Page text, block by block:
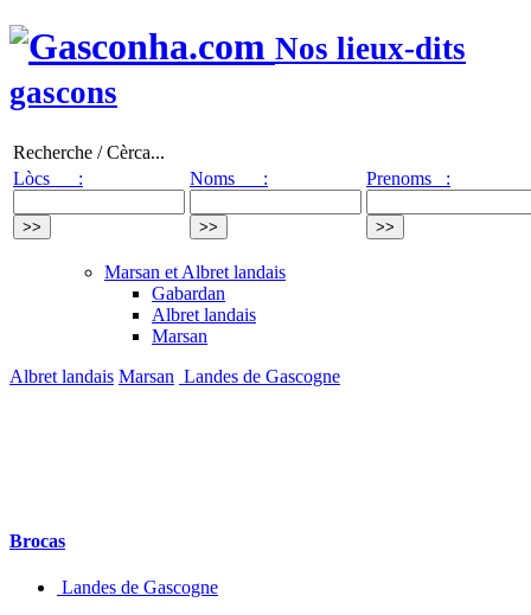
Nos lieux-dits
gascons
Recherche / Cèrca...
Lòcs :
Noms : Prenoms :
Marsan et Albret landais
Gabardan
Albret landais
Marsan
Albret landais Marsan Landes de Gascogne
Brocas
Landes de Gascogne